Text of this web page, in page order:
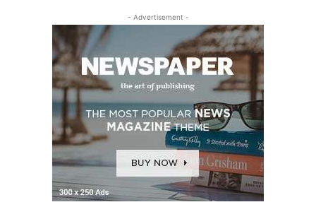
- Advertisement -